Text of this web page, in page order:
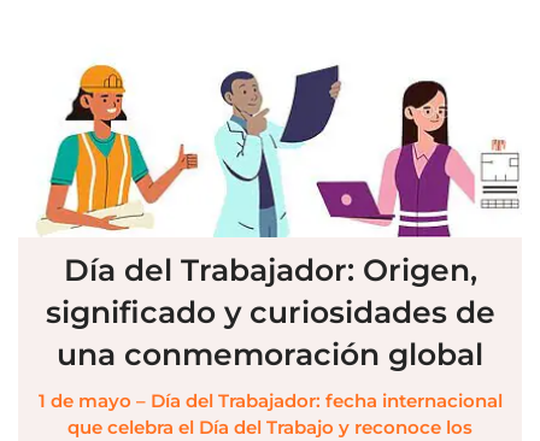
Día del Trabajador: Origen,
significado y curiosidades de
una conmemoración global
1 de mayo – Día del Trabajador: fecha internacional
que celebra el Día del Trabajo y reconoce los